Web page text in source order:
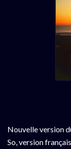
Nouvelle version
So, version